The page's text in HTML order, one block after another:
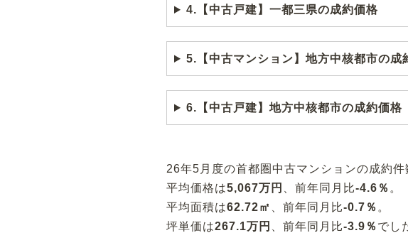
4.【中古戸建】一都三県の成約価格
5.【中古マンション】地方中核都市の成
6.【中古戸建】地方中核都市の成約価格
26年5月度の首都圏中古マンションの成約
平均価格は5,067万円 、前年同月比-4.6 ％ 。
平均面積は62.72㎡ 、前年同月比-0.7 ％ 。
坪単価は267.1万円 、前年同月比-3.9％ でし